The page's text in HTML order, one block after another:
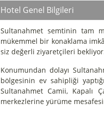
Hotel Genel Bilgileri
Sultanahmet semtinin tam
mükemmel bir konaklama
siz değerli ziyaretçileri
Konumundan dolayı
bölgesinin ev sahipliği
Sultanahmet Camii, Kapalı
merkezlerine yürüme